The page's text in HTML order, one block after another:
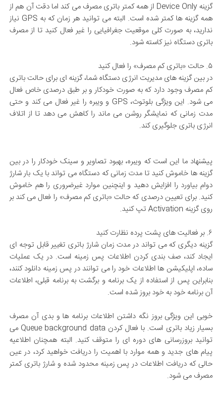
گزینه Device Only از همه کمتر باتری مصرف می کند اما دقت آن هم از
همه گزینه ها کمتر شده است. البته می توانید هر زمان که به GPS نیاز
ندارید، به صورت کلی موقعیت جغرافیایی را غیر فعال کنید تا از مصرف
باتری دستگاه نیز کاسته شود.
۵. حالت «باتری کم مصرف» را فعال کنید
در بین گزینه های مدیریت انرژی دستگاه شما، گزینه ای برای حالت باتری
کم مصرف وجود دارد که به صورت خودکار و بر طبق درصدی خاص فعال
می شود. این ویژگی بلوتوث، GPS و ویبره را غیر فعال می کند و حتی
مدت زمانی که نمایشگر روشن می ماند را کاهش می دهد تا از اتلاف
انرژی باتری جلوگیری کند.
پیشنهاد ما این است که ویبره، بهبود تصاویر و سینک خودکار را در بین
گزینه ها خاموش کنید تا مدت زمانی که دستگاه می تواند با یک بار شارژ
دوام بیاورد را افزایش دهید و اینچنین موارد غیرضروری را هم خاموش
کنید. برای تعیین درصدی که حالت «باتری کم مصرف» را فعال می کند بر
روی گزینه Activation تپ کنید.
۶. بر فعالیت های پشت پرده نظارت کنید
گزینه دیگری که می تواند در مدت زمان شارژ باتری تغییر قابل توجه ای
ایجاد کند، صف بندی کردن اطلاعات پس زمینه است. در یک عملیات
ساده، اپلیکیشن ها اطلاعات خود را می توانند در پس زمینه دانلود کنند،
بنابراین پس از استفاده از یک برنامه و برگشت به برنامه قبلی، اطلاعات
آن برنامه خود به خود بروز شده است.
خوبی این ویژگی بروز نگه داشتن اطلاعات برنامه ها و بدی آن مصرف
بسیار زیاد باتری است. با فعال کردن Queue background data می
توانید بروزرسانی های دوره ای را متوقف کنید. البته همچنان اطلاعیه
پیام های جدید و همه موارد با اهمیت را دریافت خواهید کرد، در عین
حالی که دریافت اطلاعات در پس زمینه محدود شده و شارژ باتری کمتر
مصرف می شود.